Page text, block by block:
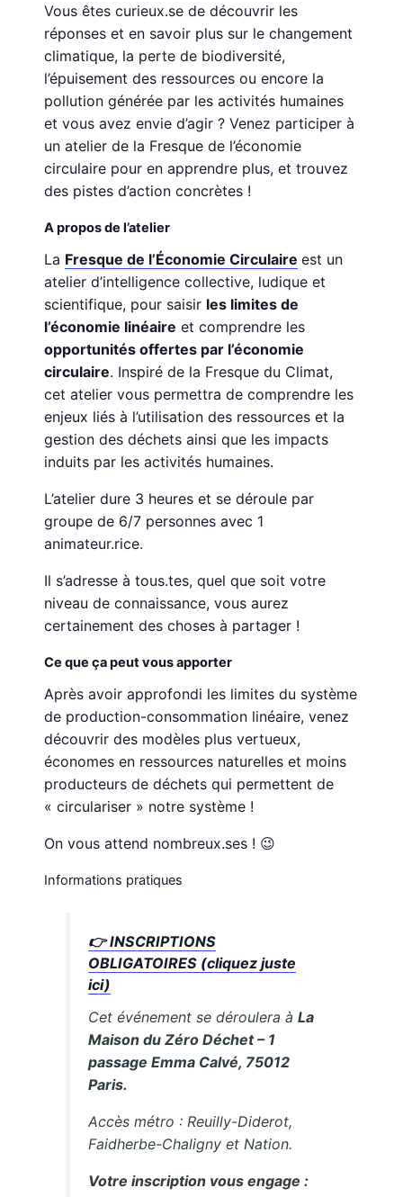
Vous êtes curieux.se de découvrir les
réponses et en savoir plus sur le changement
climatique, la perte de biodiversité,
l’épuisement des ressources ou encore la
pollution générée par les activités humaines
et vous avez envie d’agir ? Venez participer à
un atelier de la Fresque de l’économie
circulaire pour en apprendre plus, et trouvez
des pistes d’action concrètes !
A propos de l’atelier
La Fresque de l’Économie Circulaire est un
atelier d’intelligence collective, ludique et
scientifique, pour saisir les limites de
l’économie linéaire et comprendre les
opportunités offertes par l’économie
circulaire. Inspiré de la Fresque du Climat,
cet atelier vous permettra de comprendre les
enjeux liés à l’utilisation des ressources et la
gestion des déchets ainsi que les impacts
induits par les activités humaines.
L’atelier dure 3 heures et se déroule par
groupe de 6/7 personnes avec 1
animateur.rice.
Il s’adresse à tous.tes, quel que soit votre
niveau de connaissance, vous aurez
certainement des choses à partager !
Ce que ça peut vous apporter
Après avoir approfondi les limites du système
de production-consommation linéaire, venez
découvrir des modèles plus vertueux,
économes en ressources naturelles et moins
producteurs de déchets qui permettent de
« circulariser » notre système !
On vous attend nombreux.ses ! 😉
Informations pratiques
👉 INSCRIPTIONS
OBLIGATOIRES (cliquez juste
ici)
Cet événement se déroulera àLa
Maison du Zéro Déchet – 1
passage Emma Calvé, 75012
Paris.
Accès métro : Reuilly-Diderot,
Faidherbe-Chaligny et Nation.
Votre inscription vous engage :